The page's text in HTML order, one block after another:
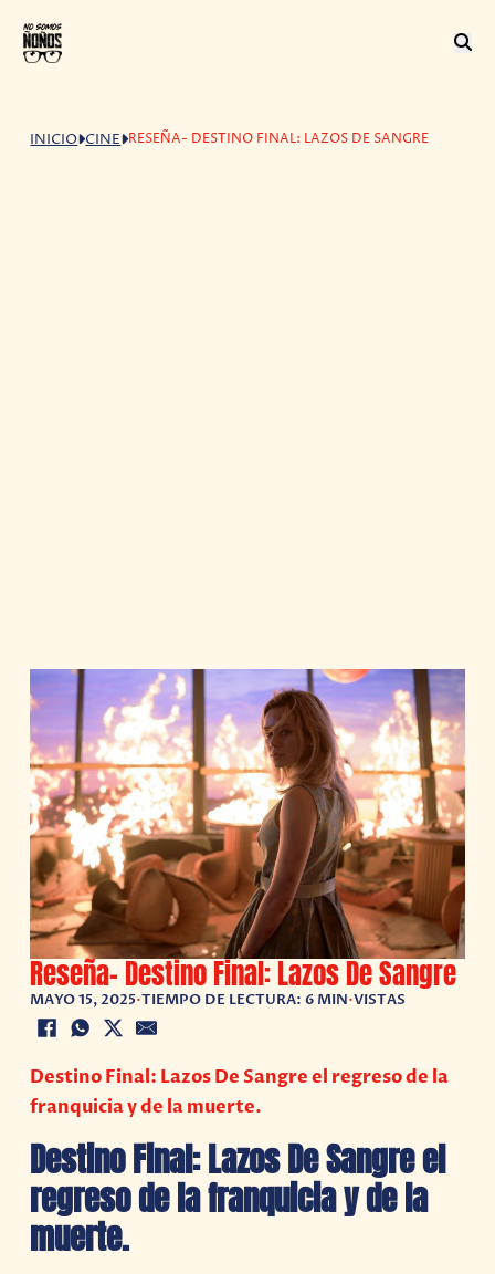
INICIO CINE RESEÑA- DESTINO FINAL: LAZOS DE SANGRE
Reseña- Destino Final: Lazos De Sangre
MAYO 15, 2025•TIEMPO DE LECTURA: 6 MIN•VISTAS
Destino Final: Lazos De Sangre el regreso de la
franquicia y de la muerte.
Destino Final: Lazos De Sangre el
regreso de la franquicia y de la
muerte.